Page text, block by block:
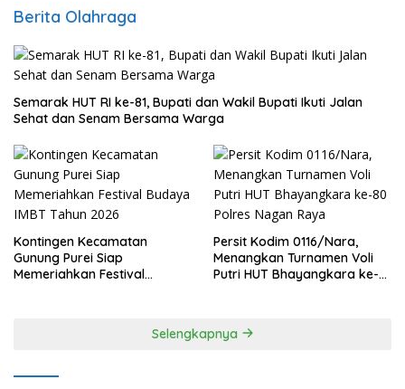
Berita Olahraga
Semarak HUT RI ke-81, Bupati dan Wakil Bupati Ikuti Jalan
Sehat dan Senam Bersama Warga
Kontingen Kecamatan
Gunung Purei Siap
Memeriahkan Festival
Persit Kodim 0116/Nara,
Menangkan Turnamen Voli
Putri HUT Bhayangkara ke-
Selengkapnya